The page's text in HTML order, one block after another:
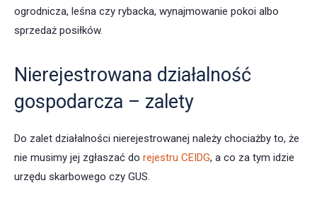
ogrodnicza, leśna czy rybacka, wynajmowanie pokoi albo
sprzedaż posiłków.
Nierejestrowana działalność
gospodarcza – zalety
Do zalet działalności nierejestrowanej należy chociażby to, że
nie musimy jej zgłaszać do rejestru CEIDG, a co za tym idzie
urzędu skarbowego czy GUS.